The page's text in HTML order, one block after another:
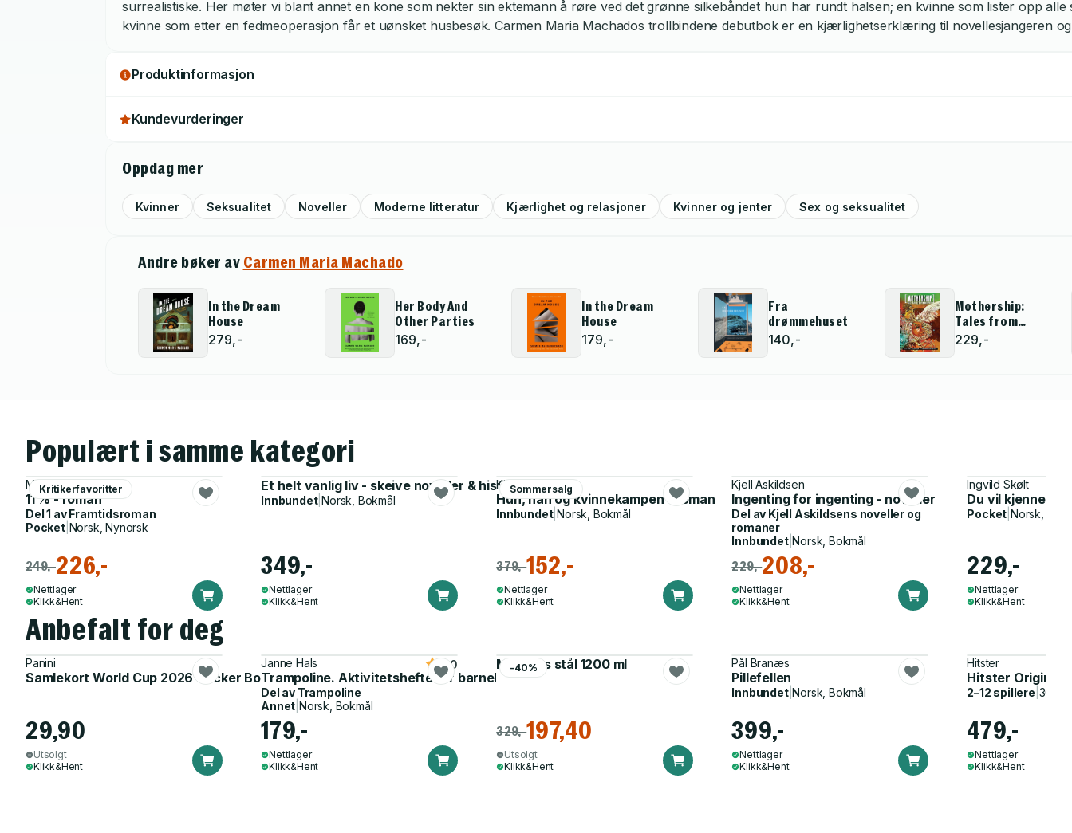
surrealistiske. Her møter vi blant annet en kone som nekter sin ektemann å røre ved det grønne silkebåndet hun har rundt halsen; en kvinne som lister opp
kvinne som etter en fedmeoperasjon får et uønsket husbesøk. Carmen Maria Machados trollbindene debutbok er en kjærlighetserklæring til novellesjangeren
Produktinformasjon
Kundevurderinger
Oppdag mer
Kvinner Seksualitet Noveller Moderne litteratur Kjærlighet og relasjoner Kvinner og jenter Sex og seksualitet
Andre bøker av Carmen Maria Machado
In the Dream
House
279,-
Her Body And
Other Parties
169,-
In the Dream
House
179,-
Fra
drømmehuset
140,-
Mothership:
Tales from
Afrofuturism
and Beyond
229,-
Populært i samme kategori
Kritikerfavoritter
Maren Uthaug
11 % - roman
Del 1 avFramtidsroman
Pocket| Norsk, Nynorsk
249,-226,-
Nettlager
Klikk&Hent
Et helt vanlig liv - skeive noveller & historier
Innbundet|Norsk, Bokmål
349,-
Nettlager
Klikk&Hent
Sommersalg
Kjersti Ericsson
Hun, han og kvinnekampen - roman
Innbundet|Norsk, Bokmål
379,-152,-
Nettlager
Klikk&Hent
Kjell Askildsen
Ingenting for ingenting - noveller
Del av Kjell Askildsens noveller og
romaner
Innbundet|Norsk, Bokmål
229,-208,-
Nettlager
Klikk&Hent
Ingvild Skølt
Du vil kjenne eit
Pocket |Norsk,
229,-
Nettlager
Klikk&Hent
Anbefalt for deg
Panini
Samlekort World Cup 2026 Sticker Booster
29,90
Utsolgt
Klikk&Hent
Janne Hals
Trampoline. Aktivitetshefte for barnehagen
5.0
Del av Trampoline
Annet Norsk, Bokmål
179,-
Nettlager
Klikk&Hent
-40%
Matboks stål 1200 ml
329,-197,40
Utsolgt
Klikk&Hent
Pål Branæs
Pillefellen
Innbundet|Norsk, Bokmål
399,-
Nettlager
Klikk&Hent
Hitster
Hitster Original
2–12 spillere
479,-
Nettlager
Klikk&Hent